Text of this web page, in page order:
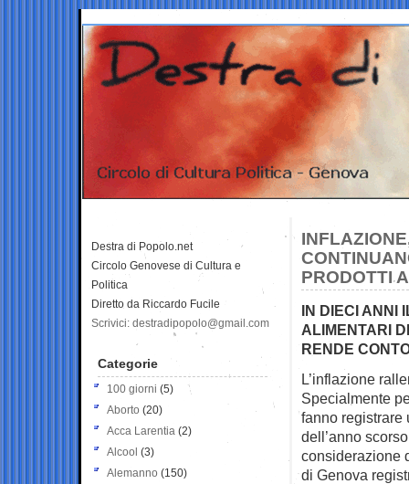
PRODOTTI
IN DIECI ANNI
ALIMENTARI
RENDE
L’inflazione
Specialmente
fanno registrare
dell’anno
considerazione
di Genova
Destra di Popolo.net
Circolo Genovese di Cultura e
Politica
Diretto da Riccardo Fucile
Scrivici: destradipopolo@gmail.com
Categorie
100 giorni (5)
Aborto (20)
Acca Larentia (2)
Alcool (3)
Alemanno (150)